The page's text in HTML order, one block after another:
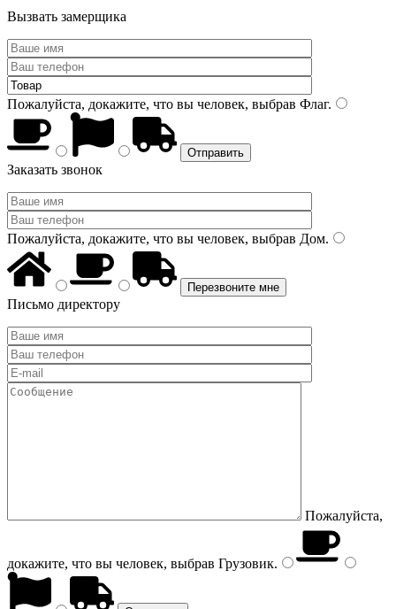
Вызвать замерщика
Пожалуйста, докажите, что вы человек, выбрав Флаг.
Заказать звонок
Пожалуйста, докажите, что вы человек, выбрав Дом.
Письмо директору
Пожалуйста,
докажите, что вы человек, выбрав Грузовик.